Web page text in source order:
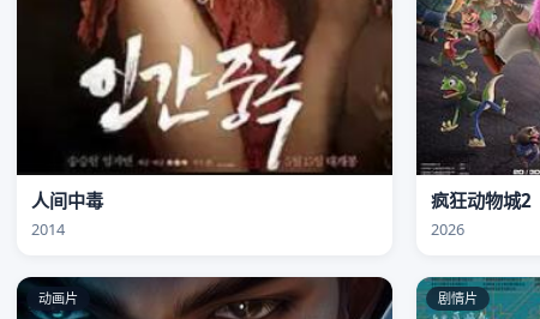
人间中毒
2014
疯狂动物城2
2026
动画片 剧情片